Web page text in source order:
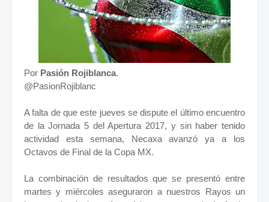
Por Pasión Rojiblanca.
@PasionRojiblanc
A falta de que este jueves se dispute el último encuentro
de la Jornada 5 del Apertura 2017, y sin haber tenido
actividad esta semana, Necaxa avanzó ya a los
Octavos de Final de la Copa MX.
La combinación de resultados que se presentó entre
martes y miércoles aseguraron a nuestros Rayos un